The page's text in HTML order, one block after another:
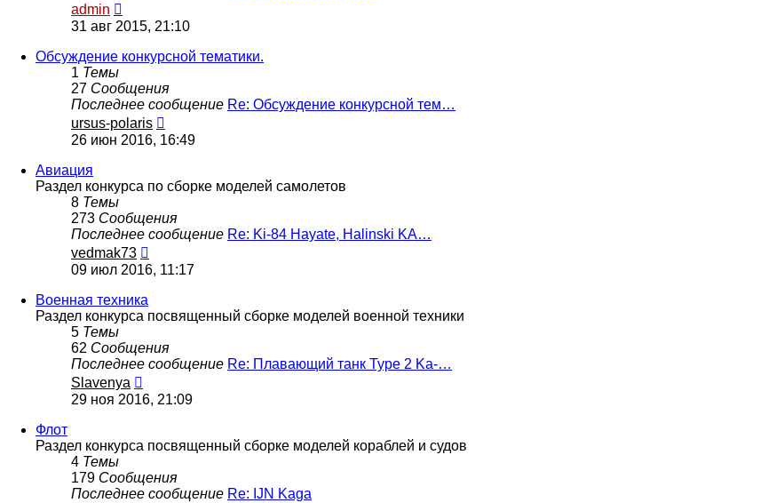
admin
к
последнему
сообщению
31 авг 2015, 21:10
Обсуждение конкурсной тематики.
1 Темы
27 Сообщения
Последнее сообщение Re: Обсуждение конкурсной тем…
ursus-polaris
к
26 июн 2016, 16:49
Авиация
Раздел конкурса по сборке моделей самолетов
8 Темы
273 Сообщения
Последнее сообщение Re: Ki-84 Hayate, Halinski KA…
vedmak73
к
последнему
09 июл 2016, 11:17
Военная техника
Раздел конкурса посвященный сборке моделей военной техники
5 Темы
62 Сообщения
Последнее сообщение Re: Плавающий танк Type 2 Ka-…
Slavenya
к
последнему
29 ноя 2016, 21:09
Флот
Раздел конкурса посвященный сборке моделей кораблей и судов
4 Темы
179 Сообщения
Последнее сообщение Re: IJN Kaga